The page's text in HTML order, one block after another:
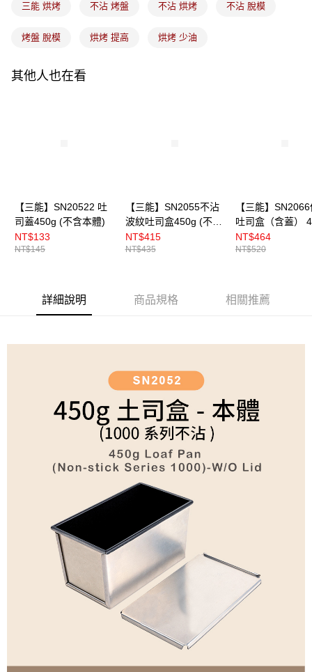
免運費
三能 烘烤 不沾 烤盤 不沾 烘烤 不沾 脫模
烤盤 脫模 烘烤 提高 烘烤 少油
其他人也在看
【三能】SN20522 吐
司蓋450g (不含本體)
NT$133
NT$145
【三能】SN2055不沾
波紋吐司盒450g (不含
蓋)
NT$415
NT$435
【三能】
吐司盒（含蓋）
NT$464
NT$520
詳細說明 商品規格 相關推薦